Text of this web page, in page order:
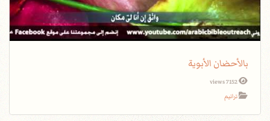
بالأحضان الأبوية
7152 views
ترانيم